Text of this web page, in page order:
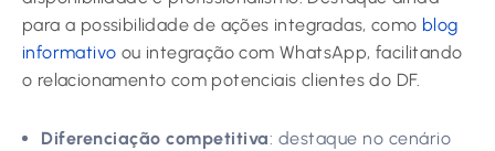
para a possibilidade de ações integradas, como blog
informativo ou integração com WhatsApp, facilitando
o relacionamento com potenciais clientes do DF.
Diferenciação competitiva: destaque no cenário